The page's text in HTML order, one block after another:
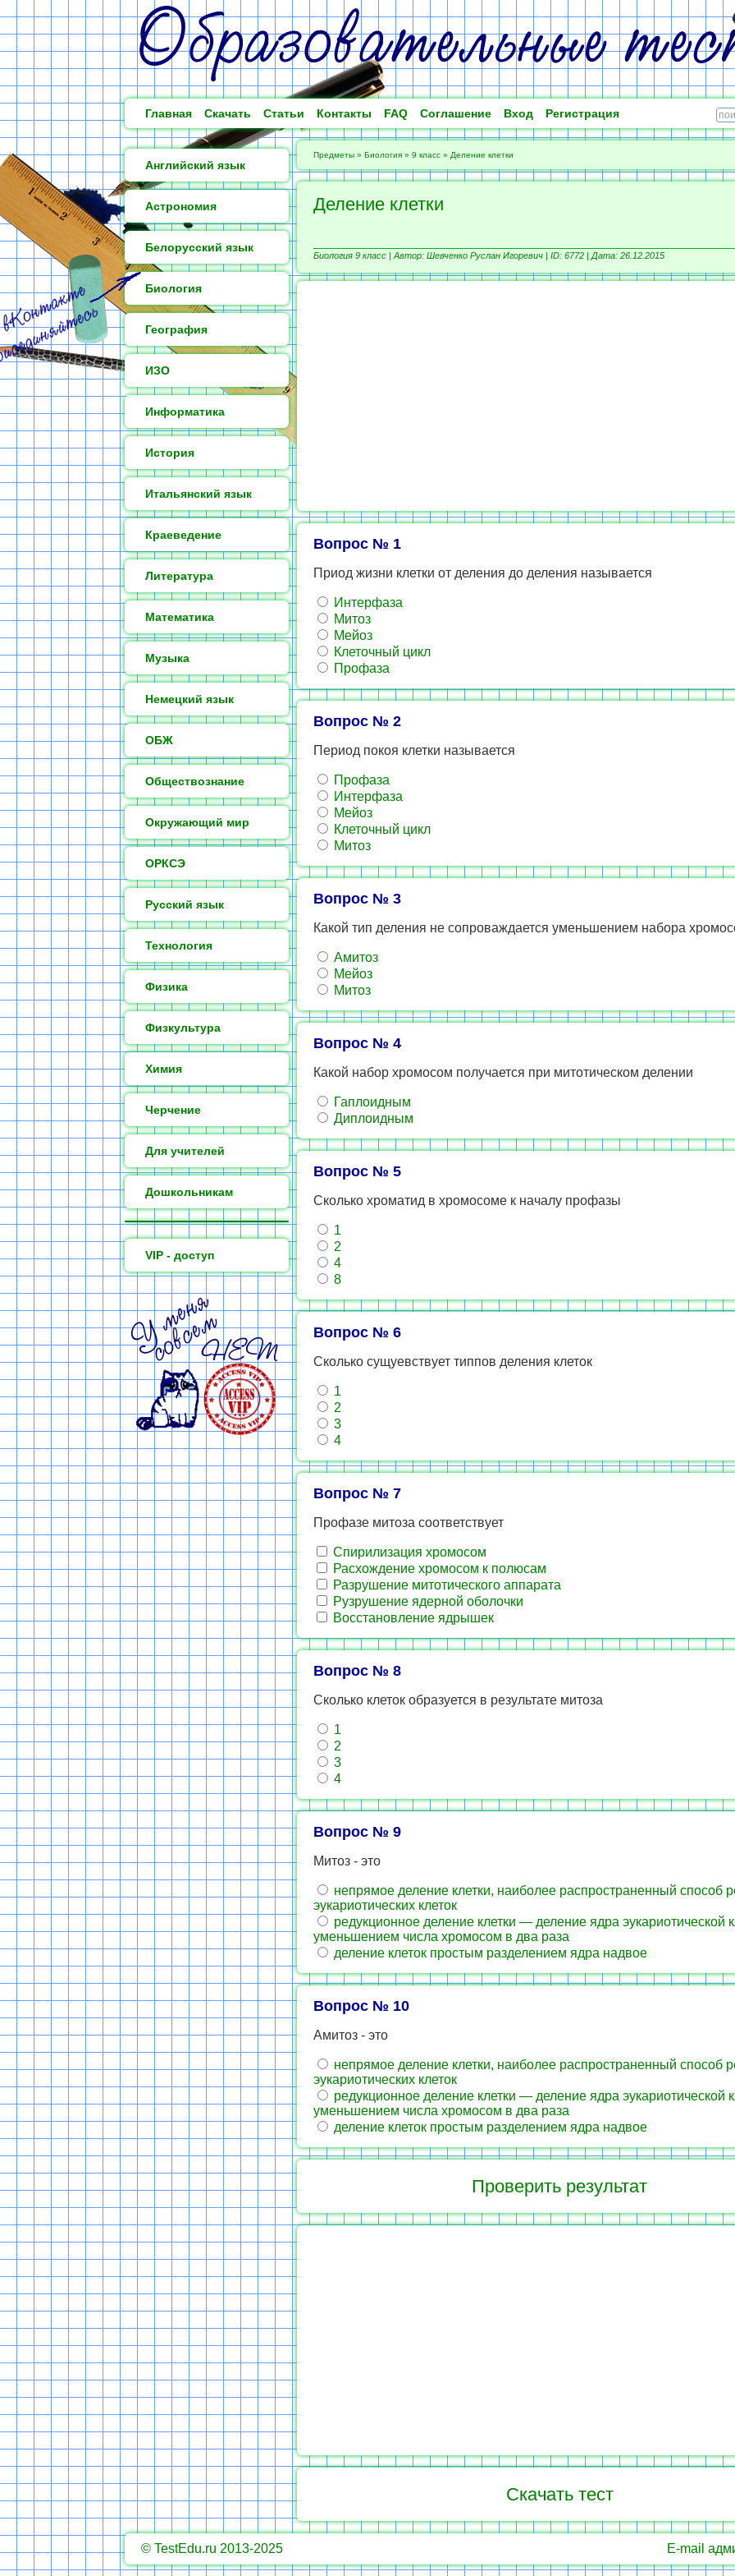
Главная Скачать Статьи Контакты FAQ Соглашение Вход Регистрация
Английский язык
Астрономия
Белорусский язык
Биология
География
ИЗО
Информатика
История
Итальянский язык
Краеведение
Литература
Математика
Музыка
Немецкий язык
ОБЖ
Обществознание
Окружающий мир
ОРКСЭ
Русский язык
Технология
Физика
Физкультура
Химия
Черчение
Для учителей
Дошкольникам
VIP - доступ
Предметы » Биология » 9 класс » Деление клетки
Деление клетки
Биология 9 класс | Автор: Шевченко Руслан Игоревич | ID: 6772 | Дата: 26.12.2015
Вопрос № 1
Приод жизни клетки от деления до деления называется
Интерфаза
Митоз
Мейоз
Клеточный цикл
Профаза
Вопрос № 2
Период покоя клетки называется
Профаза
Интерфаза
Мейоз
Клеточный цикл
Митоз
Вопрос № 3
Какой тип деления не сопроваждается уменьшением набора
Амитоз
Мейоз
Митоз
Вопрос № 4
Какой набор хромосом получается при митотическом делении
Гаплоидным
Диплоидным
Вопрос № 5
Сколько хроматид в хромосоме к началу профазы
1
2
4
8
Вопрос № 6
Сколько сущуевствует типпов деления клеток
1
2
3
4
Вопрос № 7
Профазе митоза соответствует
Спирилизация хромосом
Расхождение хромосом к полюсам
Разрушение митотического аппарата
Рузрушение ядерной оболочки
Восстановление ядрышек
Вопрос № 8
Сколько клеток образуется в результате митоза
1
2
3
4
Вопрос № 9
Митоз - это
непрямое деление клетки, наиболее распространенный способ
эукариотических клеток
редукционное деление клетки — деление ядра эукариотической
уменьшением числа хромосом в два раза
деление клеток простым разделением ядра надвое
Вопрос № 10
Амитоз - это
непрямое деление клетки, наиболее распространенный способ
эукариотических клеток
редукционное деление клетки — деление ядра эукариотической
уменьшением числа хромосом в два раза
деление клеток простым разделением ядра надвое
Скачать тест
© TestEdu.ru 2013-2025 E-mail